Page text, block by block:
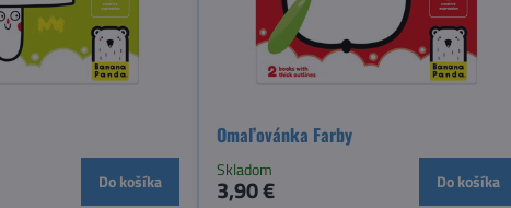
Do košíka
Omaľovánka Farby
Skladom
3,90 € Do košíka